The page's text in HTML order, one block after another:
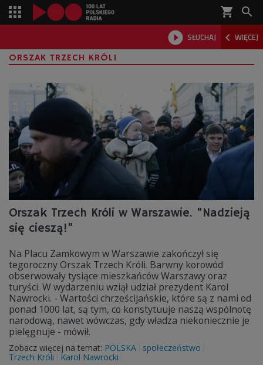
shopping_cart 
 SŁUCHAJ  WIĘCEJ

ORSZAK TRZECH KRÓLI
Orszak Trzech Króli w Warszawie. "Nadzieją
się cieszą!"
Na Placu Zamkowym w Warszawie zakończył się
tegoroczny Orszak Trzech Króli. Barwny korowód
obserwowały tysiące mieszkańców Warszawy oraz
turyści. W wydarzeniu wziął udział prezydent Karol
Nawrocki. - Wartości chrześcijańskie, które są z nami od
ponad 1000 lat, są tym, co konstytuuje naszą wspólnotę
narodową, nawet wówczas, gdy władza niekoniecznie je
pielęgnuje - mówił.
Zobacz więcej na temat: POLSKA
społeczeństwo
Trzech Króli
Karol Nawrocki